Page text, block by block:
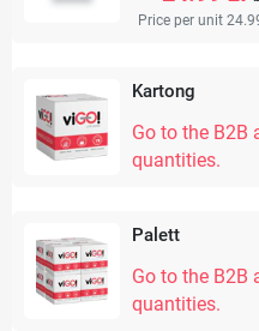
Price per unit
Kartong
Go to the B2B
quantities.
Palett
Go to the B2B
quantities.